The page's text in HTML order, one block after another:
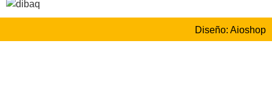
Diseño: Aioshop